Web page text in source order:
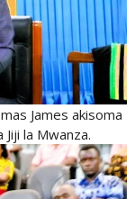
James akisoma
la Mwanza.